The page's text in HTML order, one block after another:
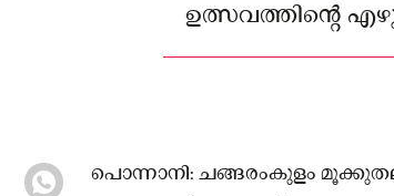
ഉത്സവത്തിന്റെ
ആനയാണ്
പൊന്നാനി: ചങ്ങരംകുളം